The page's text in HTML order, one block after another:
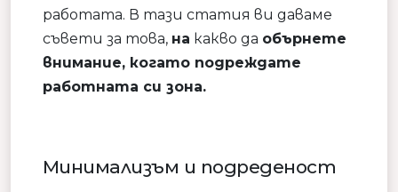
работата. В тази статия ви даваме
съвети за това, на какво да обърнете
внимание, когато подреждате
работната си зона.
Минимализъм и подреденост